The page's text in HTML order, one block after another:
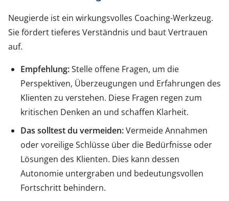
Neugierde ist ein wirkungsvolles Coaching-Werkzeug.
Sie fördert tieferes Verständnis und baut Vertrauen
auf.
Empfehlung:Stelle offene Fragen, um die
Perspektiven, Überzeugungen und Erfahrungen des
Klienten zu verstehen. Diese Fragen regen zum
kritischen Denken an und schaffen Klarheit.
Das solltest du vermeiden:Vermeide Annahmen
oder voreilige Schlüsse über die Bedürfnisse oder
Lösungen des Klienten. Dies kann dessen
Autonomie untergraben und bedeutungsvollen
Fortschritt behindern.